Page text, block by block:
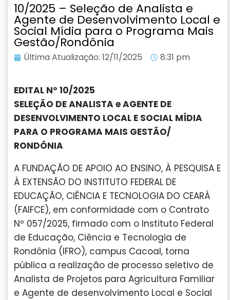
10/2025 – Seleção de Analista e
Agente de Desenvolvimento Local e
Social Mídia para o Programa Mais
Gestão/Rondônia
Última Atualização: 12/11/2025 8:31 pm
EDITAL Nº 10/2025
SELEÇÃO DE ANALISTA e AGENTE DE
DESENVOLVIMENTO LOCAL E SOCIAL MÍDIA
PARA O PROGRAMA MAIS GESTÃO/
RONDÔNIA
A FUNDAÇÃO DE APOIO AO ENSINO, À PESQUISA E
À EXTENSÃO DO INSTITUTO FEDERAL DE
EDUCAÇÃO, CIÊNCIA E TECNOLOGIA DO CEARÁ
(FAIFCE), em conformidade com o Contrato
Nº 057/2025, firmado com o Instituto Federal
de Educação, Ciência e Tecnologia de
Rondônia (IFRO), campus Cacoal, torna
pública a realização de processo seletivo de
Analista de Projetos para Agricultura Familiar
e Agente de desenvolvimento Local e Social